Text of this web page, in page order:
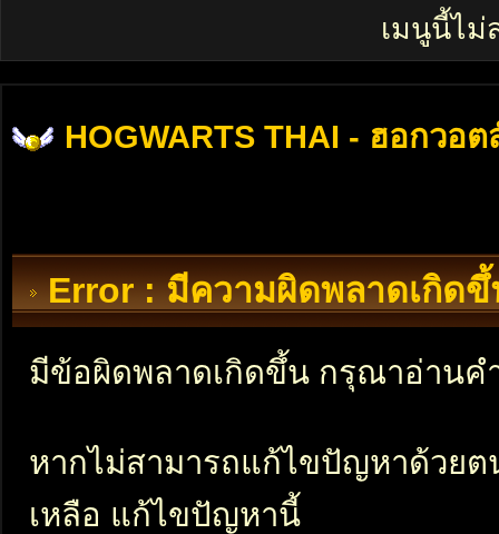
เมนูนี้ไม่
HOGWARTS THAI - ฮอกวอต
Error : มีความผิดพลาดเกิดขึ้
มีข้อผิดพลาดเกิดขึ้น กรุณาอ่านค
หากไม่สามารถแก้ไขปัญหาด้วย
เหลือ แก้ไขปัญหานี้